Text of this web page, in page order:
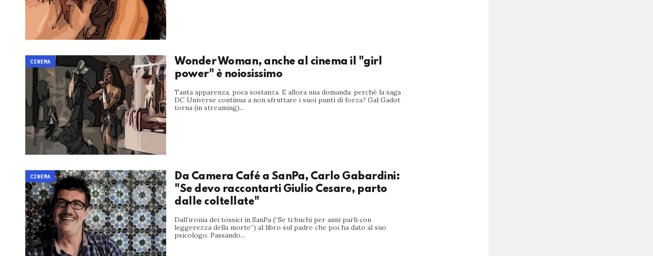
Wonder Woman, anche al cinema il "girl
power" è noiosissimo
Tanta apparenza, poca sostanza. E allora una domanda: perché la saga
DC Universe continua a non sfruttare i suoi punti di forza? Gal Gadot
torna (in streaming)...
CINEMA
Da Camera Café a SanPa, Carlo Gabardini:
"Se devo raccontarti Giulio Cesare, parto
dalle coltellate"
Dall’ironia dei tossici in SanPa (“Se ti buchi per anni parli con
leggerezza della morte”) al libro sul padre che poi ha dato al suo
psicologo. Passando...
CINEMA